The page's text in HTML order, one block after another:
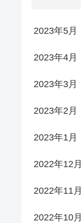
2023年5月
2023年4月
2023年3月
2023年2月
2023年1月
2022年12月
2022年11月
2022年10月